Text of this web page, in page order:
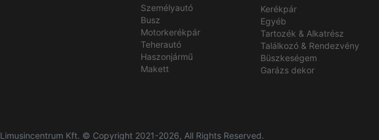
Személyautó
Busz
Motorkerékpár
Teherautó
Haszonjármű
Makett
Kerékpár
Egyéb
Tartozék & Alkatrész
Találkozó & Rendezvény
Büszkeségem
Garázs dekor
Limusincentrum Kft. © Copyright 2021-2026, All Rights Reserved.